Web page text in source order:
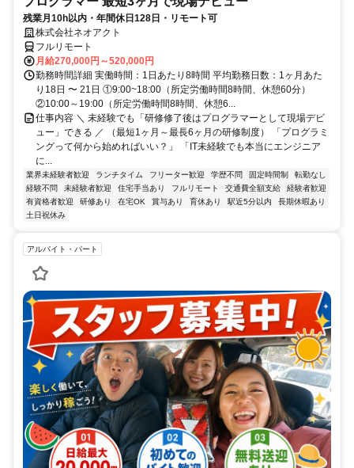
残業月10h以内・年間休日128日・リモート可
株式会社ネオアクト
フルリモート
月給270,000円～520,000円
勤務時間詳細 実働時間：1日あたり8時間 平均勤務日数：1ヶ月あた
り18日 〜 21日 ①9:00~18:00（所定労働時間8時間、休憩60分）
②10:00～19:00（所定労働時間8時間、休憩6...
仕事内容 ＼ 未経験でも「研修修了後はプログラマーとして現場デビ
ュー」できる ／ （最短1ヶ月～最長6ヶ月の研修制度） 「プログラミ
ングって何から始めればいい？」 「IT未経験でも本当にエンジニア
に...
業界未経験者歓迎 ランチタイム フリーター歓迎 学歴不問 固定時間制
転勤なし
経験不問
未経験者歓迎 住宅手当あり フルリモート 交通費全額支給
経験者歓迎
有資格者歓迎
研修あり 在宅OK 賞与あり 育休あり 駅近5分以内
長期休暇あり
土日祝休み
アルバイト・パート